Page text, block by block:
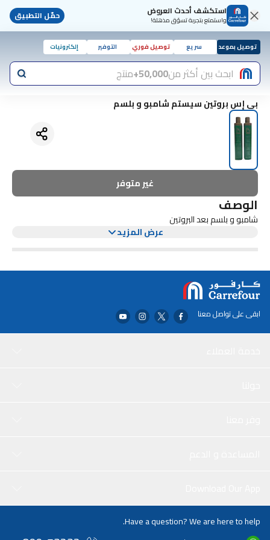
استكشف أحدث العروض
واستمتع بتجربة تسوّق مذهلة! حمّل التطبيق
توصيل بموعد سريع توصيل فوري التوفير إلكترونيات
ابحث بين أكثر من50,000+ منتج
بي إس بروتين سيستم شامبو و بلسم
غير متوفر
الوصف
شامبو و بلسم بعد البروتين
عرض المزيد
ابقى على تواصل معنا
Have a question? We are here to help.